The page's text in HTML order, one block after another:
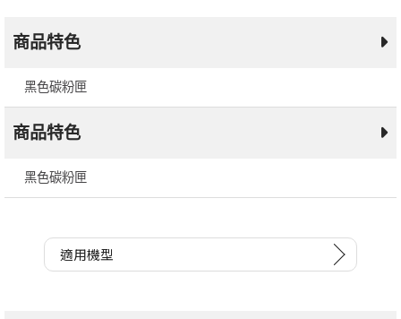
商品特色
黑色碳粉匣
商品特色
黑色碳粉匣
適用機型